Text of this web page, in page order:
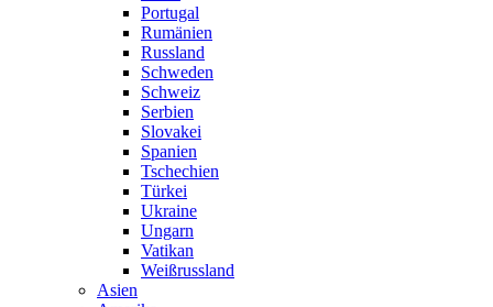
Portugal
Rumänien
Russland
Schweden
Schweiz
Serbien
Slovakei
Spanien
Tschechien
Türkei
Ukraine
Ungarn
Vatikan
Weißrussland
Asien